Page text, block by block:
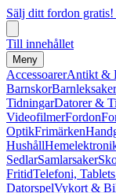
Sälj ditt fordon
Till innehållet
Meny
AccessoarerAntikt &
BarnskorBarnleksaker
TidningarDatorer &
VideofilmerFordon
OptikFrimärken
Hushåll
SedlarSamlarsaker
FritidTelefoni,
DatorspelVykort &